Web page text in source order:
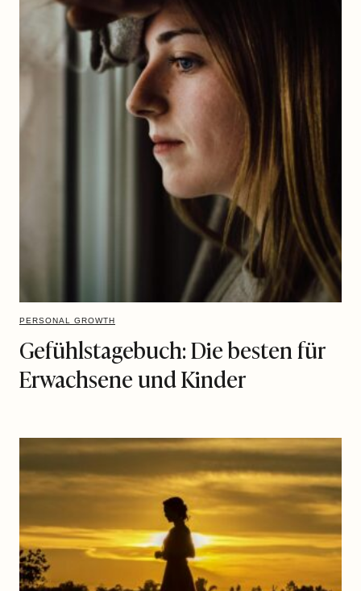
PERSONAL GROWTH
Gefühlstagebuch: Die besten für
Erwachsene und Kinder